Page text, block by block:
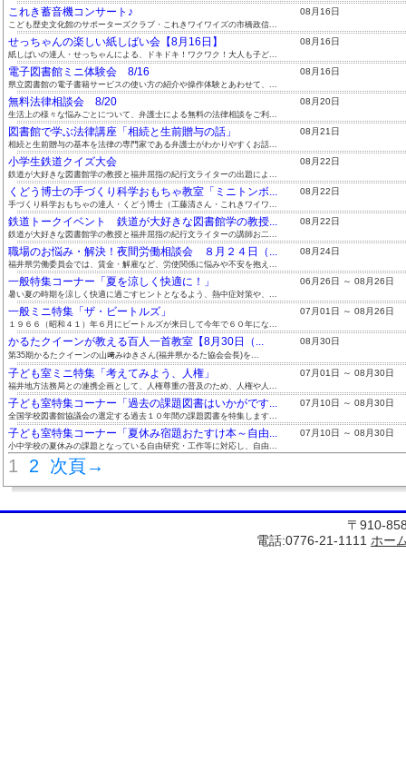
これき蓄音機コンサート♪ 08月16日
こども歴史文化館のサポーターズクラブ・これきワイワイズの市橋政信...
せっちゃんの楽しい紙しばい会【8月16日】 08月16日
紙しばいの達人・せっちゃんによる、ドキドキ！ワクワク！大人も子ど...
電子図書館ミニ体験会 8/16 08月16日
県立図書館の電子書籍サービスの使い方の紹介や操作体験とあわせて、...
無料法律相談会 8/20 08月20日
生活上の様々な悩みごとについて、弁護士による無料の法律相談をご利...
図書館で学ぶ法律講座「相続と生前贈与の話」 08月21日
相続と生前贈与の基本を法律の専門家である弁護士がわかりやすくお話...
小学生鉄道クイズ大会 08月22日
鉄道が大好きな図書館学の教授と福井屈指の紀行文ライターの出題によ...
くどう博士の手づくり科学おもちゃ教室「ミニトンボ... 08月22日
手づくり科学おもちゃの達人・くどう博士（工藤清さん・これきワイワ...
鉄道トークイベント 鉄道が大好きな図書館学の教授... 08月22日
鉄道が大好きな図書館学の教授と福井屈指の紀行文ライターの講師お二...
職場のお悩み・解決！夜間労働相談会 ８月２４日（... 08月24日
福井県労働委員会では、賃金・解雇など、労使関係に悩みや不安を抱え...
一般特集コーナー「夏を涼しく快適に！」 06月26日 ～ 08月26日
暑い夏の時期を涼しく快適に過ごすヒントとなるよう、熱中症対策や、...
一般ミニ特集「ザ・ビートルズ」 07月01日 ～ 08月26日
１９６６（昭和４１）年６月にビートルズが来日して今年で６０年にな...
かるたクイーンが教える百人一首教室【8月30日（... 08月30日
第35期かるたクイーンの山﨑みゆきさん(福井県かるた協会会長)を...
子ども室ミニ特集「考えてみよう、人権」 07月01日 ～ 08月30日
福井地方法務局との連携企画として、人権尊重の普及のため、人権や人...
子ども室特集コーナー「過去の課題図書はいかがです... 07月10日 ～ 08月30日
全国学校図書館協議会の選定する過去１０年間の課題図書を特集します...
子ども室特集コーナー「夏休み宿題おたすけ本～自由... 07月10日 ～ 08月30日
小中学校の夏休みの課題となっている自由研究・工作等に対応し、自由...
1 2 次頁→
〒910-
電話:0776-21-1111 ホー